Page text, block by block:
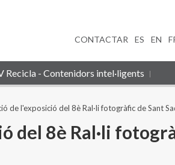
CONTACTAR ES EN
Recicla - Contenidors intel·ligents
de l'exposició del 8è Ral·li fotogràfic de Sant
del 8è Ral·li